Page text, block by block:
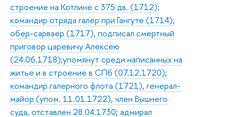
строение на Котлине с 375 дв. (1712);
командир отряда галер при Гангуте (1714),
обер-сарваер (1717), подписал смертный
приговор царевичу Алексею
(24.06.1718);упомянут среди написанных на
житье и в строение в СПб (07.12.1720);
командир галерного флота (1721), генерал-
майор (упом. 11.01.1722), член Вышнего
суда, отставлен 28.04.1730; адмирал